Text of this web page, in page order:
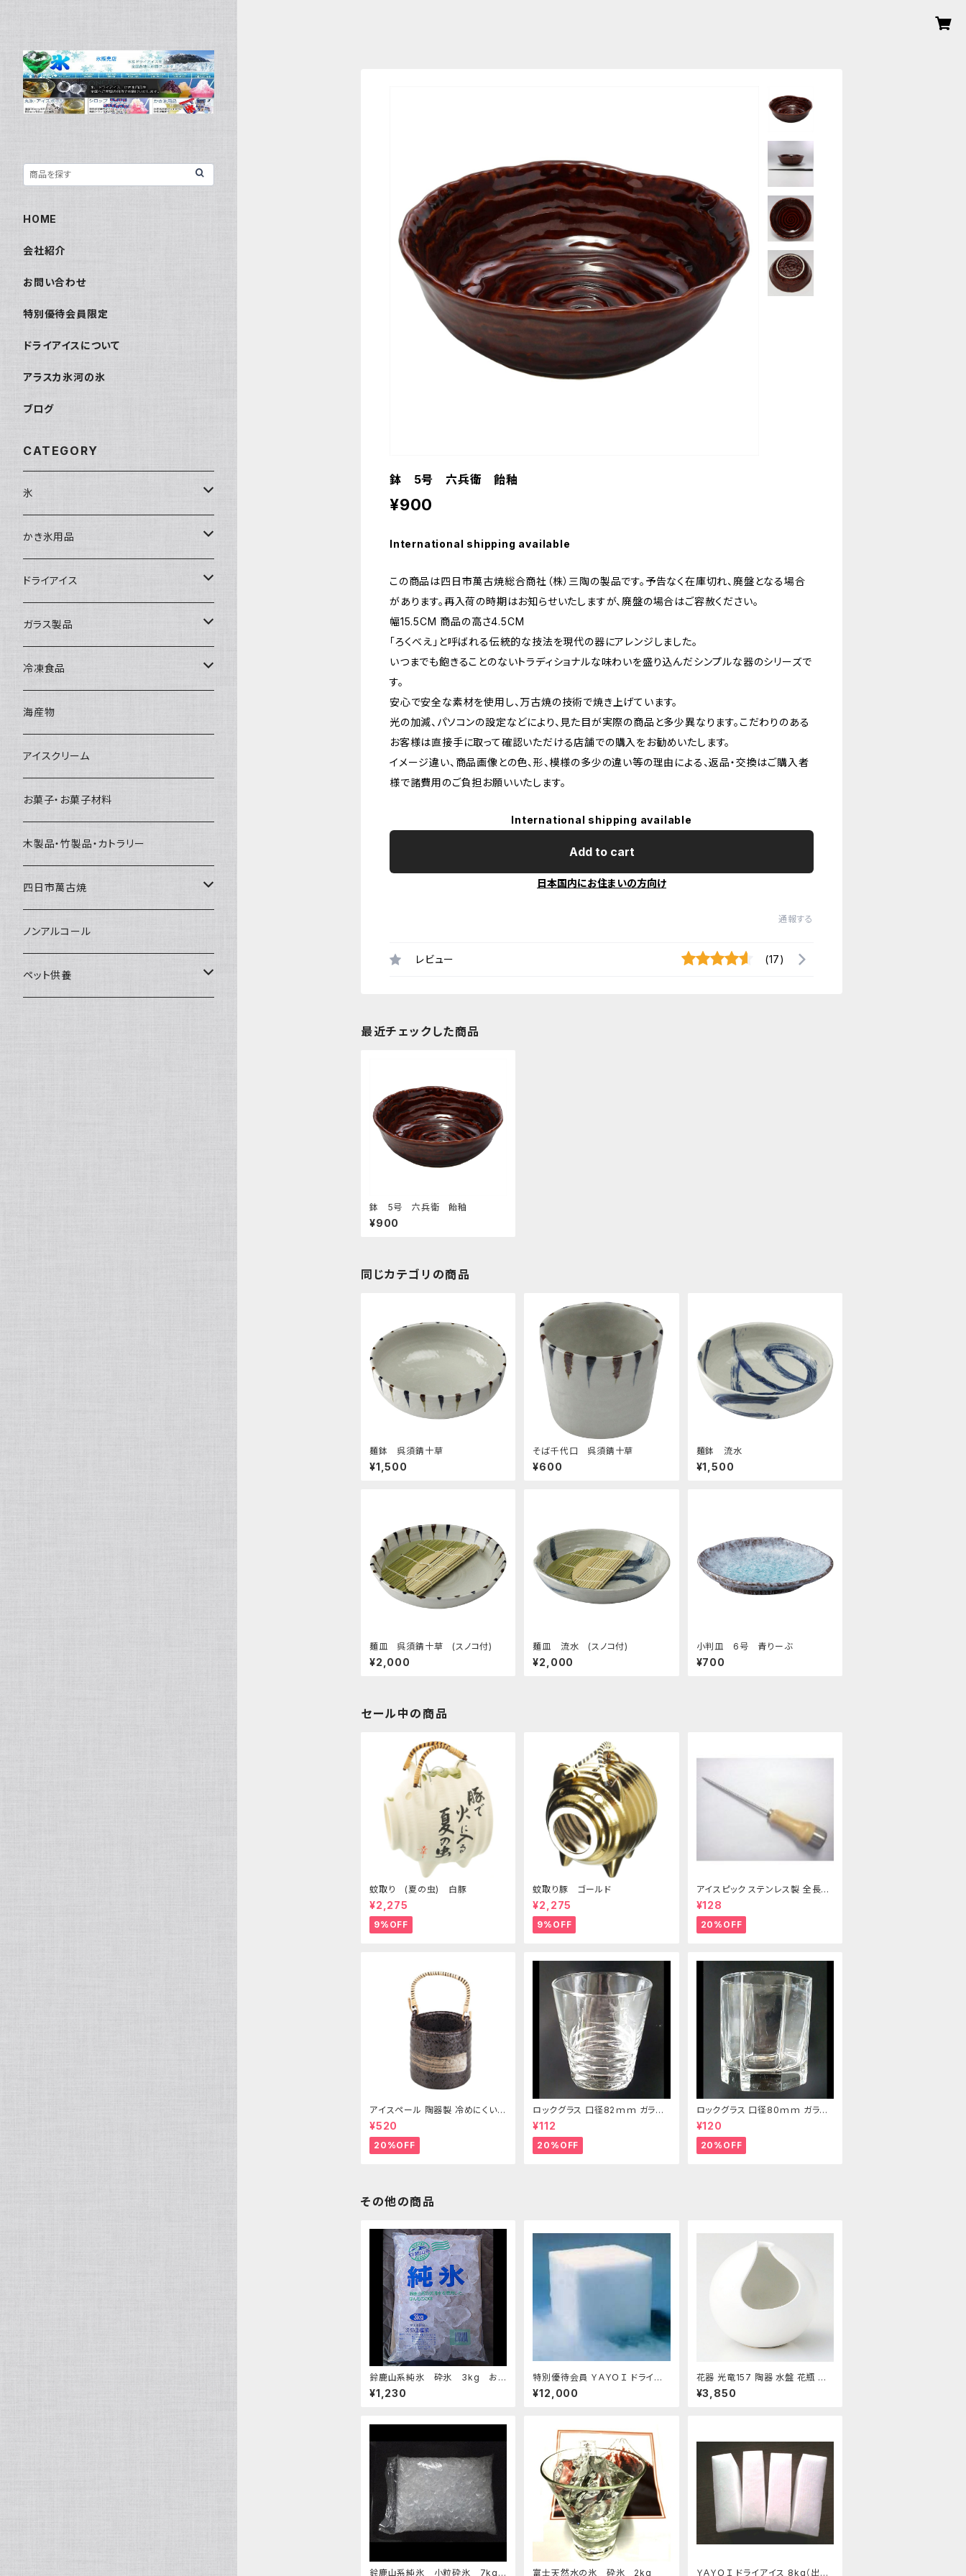
鉢 5号 六兵衛 飴釉
¥900
International shipping available
この商品は四日市萬古焼総合商社（株）三陶の製品です。予告なく在庫切れ、廃盤となる場合
があります。再入荷の時期はお知らせいたしますが、廃盤の場合はご容赦ください。
幅15.5CM 商品の高さ4.5CM
「ろくべえ」と呼ばれる伝統的な技法を現代の器にアレンジしました。
いつまでも飽きることのないトラディショナルな味わいを盛り込んだシンプルな器のシリーズで
す。
安心で安全な素材を使用し、万古焼の技術で焼き上げています。
光の加減、パソコンの設定などにより、見た目が実際の商品と多少異なります。こだわりのある
お客様は直接手に取って確認いただける店舗での購入をお勧めいたします。
イメージ違い、商品画像との色、形、模様の多少の違い等の理由による、返品・交換はご購入者
様で諸費用のご負担お願いいたします。
International shipping available
Add to cart
日本国内にお住まいの方向け
通報する
レビュー (17)
最近チェックした商品
鉢 5号 六兵衛 飴釉
¥900
同じカテゴリの商品
麺鉢 呉須錆十草
¥1,500
そば千代口 呉須錆十草
¥600
麺鉢 流水
¥1,500
麺皿 呉須錆十草 (スノコ付)
¥2,000
麺皿 流水 (スノコ付)
¥2,000
小判皿 6号 青りーぶ
¥700
セール中の商品
蚊取り (夏の虫) 白豚
¥2,275
9%OFF
蚊取り豚 ゴールド
¥2,275
9%OFF
アイスピック ステンレス製 全長21
5ｍｍ
¥128
20%OFF
アイスペール 陶器製 冷めにくい二
重構造 860ml
¥520
20%OFF
ロックグラス 口径82ｍｍ ガラス
製 250cc
¥112
20%OFF
ロックグラス 口径80ｍｍ ガラス
製 220cc
¥120
20%OFF
その他の商品
鈴鹿山系純氷 砕氷 3kg おす
すめ
¥1,230
特別優待会員 ＹＡＹＯＩ ドライア
イス 25ｋｇ
¥12,000
花器 光竜157 陶器 水盤 花瓶 コ
ンポーネント フラワーベース
¥3,850
鈴鹿山系純氷 小粒砕氷 7kg 富士天然水の氷 砕氷 2kg ＹＡＹＯＩ ドライアイス 8kg（出荷
HOME
会社紹介
お問い合わせ
特別優待会員限定
ドライアイスについて
アラスカ氷河の氷
ブログ
CATEGORY
氷
富士天然水の氷
丸氷
直径70mm
直径65mm
角氷
砕氷
氷河の氷
氷アイテム
かき氷用品
かき氷シロップ
無果汁1.8Lパック
無果汁1Lパック
果汁入り600ｍL瓶
無添加瓶シロップ
かき氷機・かき氷器
かき氷カップ
発泡スチロール無地-使い捨て
発泡スチロールプリント柄
かき氷スプーン・スプーンストロー
プラスチック・スプーン
プラスチック・スプーンストロー
コンデンスミルク・練乳・あんこ
かき氷セット
その他かき氷用品
ドライアイス
ドライアイス3ｋｇ
ドライアイス4ｋｇ
ドライアイス5ｋｇ
ドライアイス8ｋｇ
ドライアイス10ｋｇ
ドライアイス15ｋｇ
ドライアイス20ｋｇ
ドライアイス25ｋｇ
ガラス製品
オンザロック・グラス
ビール・グラス
タンブラー
かき氷器
冷凍食品
肉まん・あんまん
パスタ・スパゲッティ
惣菜
海産物
アイスクリーム
お菓子・お菓子材料
木製品・竹製品・カトラリー
四日市萬古焼
土鍋・土釜
一般土鍋
皿・椀・丼・小物
ノンアルコール
ペット供養